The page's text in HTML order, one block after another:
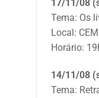
17/11/08
Tema: Os
Local:
Horário:
14/11/08
Tema: